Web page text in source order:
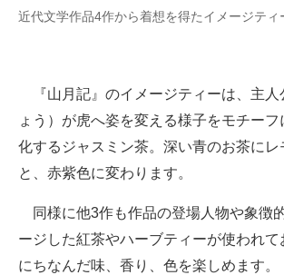
近代文学作品4作から着想を得たイメージティ
『山月記』のイメージティーは、主人
ょう）が虎へ姿を変える様子をモチー
化するジャスミン茶。深い青のお茶にレ
と、赤紫色に変わります。
同様に他3作も作品の登場人物や象徴
ージした紅茶やハーブティーが使われ
にちなんだ味、香り、色を楽しめます。